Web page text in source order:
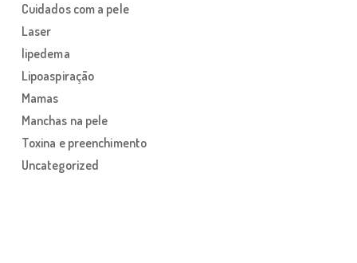
Cuidados com a pele
Laser
lipedema
Lipoaspiração
Mamas
Manchas na pele
Toxina e preenchimento
Uncategorized